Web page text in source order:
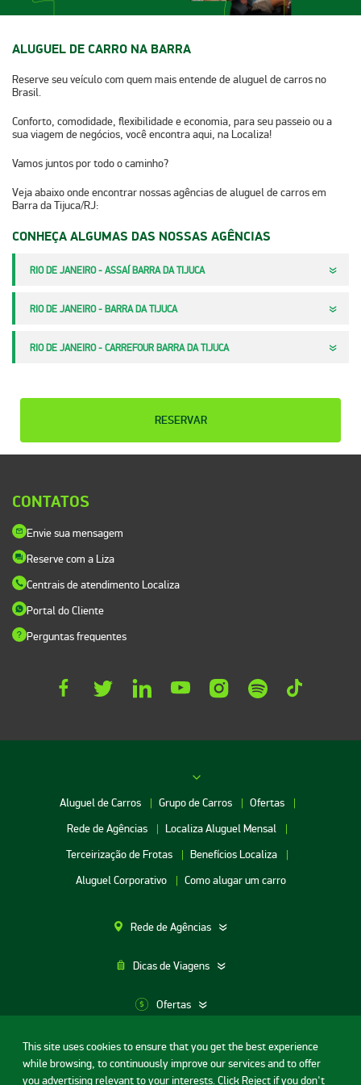
This site uses cookies to ensure that you get the best experience
while browsing, to continuously improve our services and to offer
you advertising relevant to your interests. Click Reject if you don't
ALUGUEL DE CARRO NA BARRA
Reserve seu veículo com quem mais entende de aluguel de carros no
Brasil.
Conforto, comodidade, flexibilidade e economia, para seu passeio ou a
sua viagem de negócios, você encontra aqui, na Localiza!
Vamos juntos por todo o caminho?
Veja abaixo onde encontrar nossas agências de aluguel de carros em
Barra da Tijuca/RJ:​​​​
CONHEÇA ALGUMAS DAS NOSSAS AGÊNCIAS
RIO DE JANEIRO - ASSAÍ BARRA DA TIJUCA
RIO DE JANEIRO - BARRA DA TIJUCA
RIO DE JANEIRO - CARREFOUR BARRA DA TIJUCA
RESERVAR
CONTATOS
Envie sua mensagem
Reserve com a Liza
Centrais de atendimento Localiza
Portal do Cliente
Perguntas frequentes
Aluguel de Carros Grupo de Carros
Ofertas
Rede de Agências
Localiza Aluguel Mensal
Terceirização de Frotas
Benefícios Localiza
Aluguel Corporativo
Como alugar um carro
Rede de Agências
Dicas de Viagens
Ofertas
Aluguel de Carros SP
Aluguel de Carros Porto Alegre
Termos de uso Portal da privacidade
Segurança Digital